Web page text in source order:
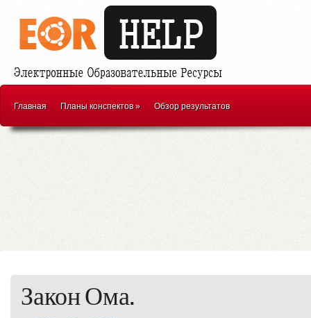
Главная Планы конспектов» Обзор результатов
Закон Ома.